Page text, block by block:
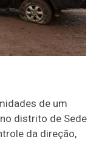
de um
distrito de Sede
da direção,